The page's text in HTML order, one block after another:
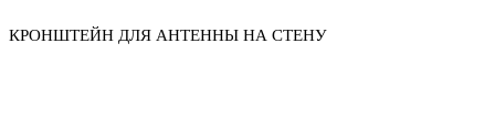
КРОНШТЕЙН ДЛЯ АНТЕННЫ НА СТЕНУ